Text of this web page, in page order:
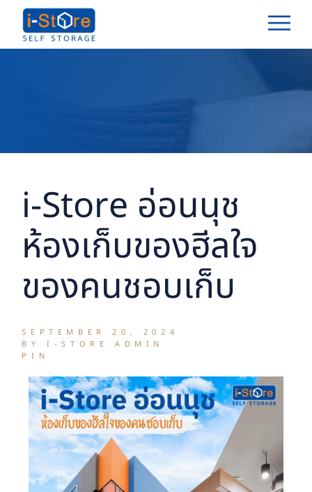
i-Store อ่อนนุช
ห้องเก็บของฮีลใจ
ของคนชอบเก็บ
SEPTEMBER 20, 2024
BY I-STORE ADMIN
PIN